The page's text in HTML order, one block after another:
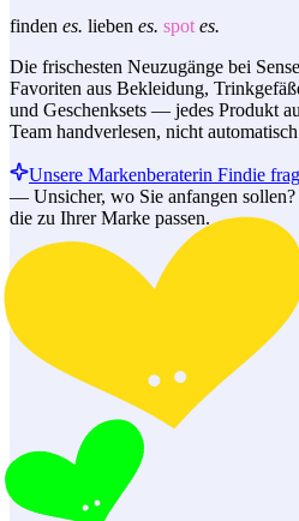
finden es. lieben es. spot es.
Die frischesten Neuzugänge bei
Favoriten aus Bekleidung,
und Geschenksets — jedes Produkt
Team handverlesen, nicht
Unsere Markenberaterin Findie
— Unsicher, wo Sie anfangen
die zu Ihrer Marke passen.